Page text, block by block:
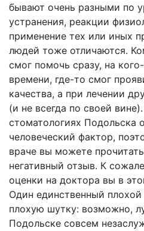
бывают очень разными по
устранения, реакции
применение тех или иных
людей тоже отличаются.
смог помочь сразу, на
времени, где-то смог
качества, а при лечении
(и не всегда по своей
стоматологиях Подольска
человеческий фактор,
враче вы можете
негативный отзыв. К
оценки на доктора вы в
Один единственный
плохую шутку: возможно,
Подольске совсем